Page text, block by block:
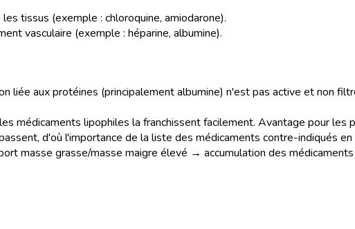
tissus (exemple : chloroquine, amiodarone).
vasculaire (exemple : héparine, albumine).
liée aux protéines (principalement albumine) n'est pas active et non
médicaments lipophiles la franchissent facilement. Avantage pour les
d'où l'importance de la liste des médicaments contre-indiqués
masse grasse/masse maigre élevé → accumulation des